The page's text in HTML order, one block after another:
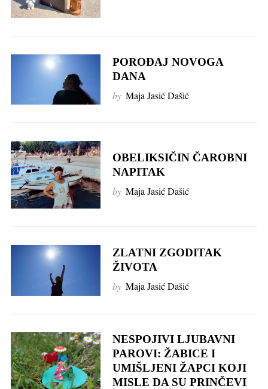
POROĐAJ NOVOGA
DANA
by Maja Jasić Dašić
OBELIKSIČIN ČAROBNI
NAPITAK
by Maja Jasić Dašić
ZLATNI ZGODITAK
ŽIVOTA
by Maja Jasić Dašić
NESPOJIVI LJUBAVNI
PAROVI: ŽABICE I
UMIŠLJENI ŽAPCI KOJI
MISLE DA SU PRINČEVI